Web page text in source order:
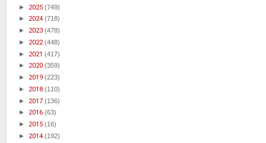
► 2025 (749)
► 2024 (718)
► 2023 (478)
► 2022(448)
► 2021 (417)
► 2020 (359)
► 2019 (223)
► 2018 (110)
► 2017 (136)
► 2016 (63)
► 2015 (16)
► 2014 (192)